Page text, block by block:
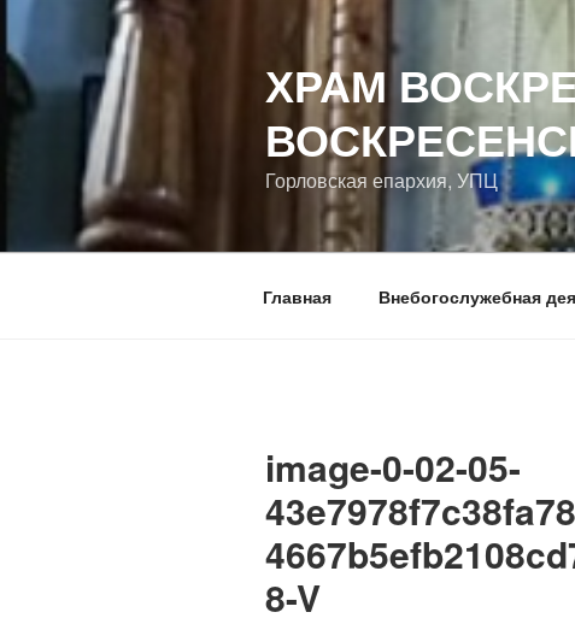
содержимому
ХРАМ
Горловская епархия, УПЦ
Главная Внебогослужебная
image-0-02-05-
8-V